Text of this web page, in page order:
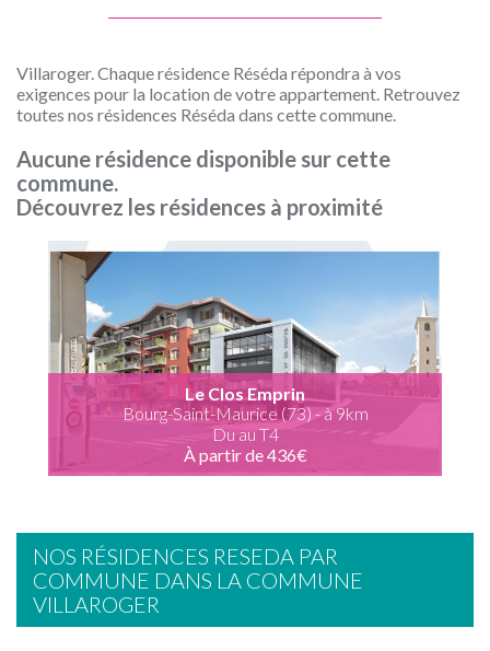
Villaroger. Chaque résidence Réséda répondra à vos
exigences pour la location de votre appartement. Retrouvez
toutes nos résidences Réséda dans cette commune.
Aucune résidence disponible sur cette
commune.
Découvrez les résidences à proximité
Le Clos Emprin
Bourg-Saint-Maurice (73) - à 9km
Du au T4
À partir de 436€
NOS RÉSIDENCES RESEDA PAR
COMMUNE DANS LA COMMUNE
VILLAROGER